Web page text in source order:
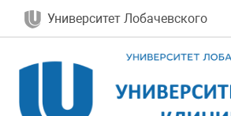
Университет Лобачевского